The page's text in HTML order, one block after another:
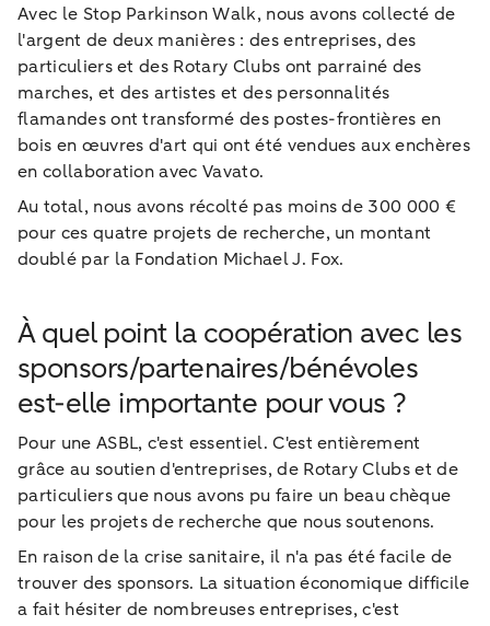
Avec le Stop Parkinson Walk, nous avons collecté de
l'argent de deux manières : des entreprises, des
particuliers et des Rotary Clubs ont parrainé des
marches, et des artistes et des personnalités
flamandes ont transformé des postes-frontières en
bois en œuvres d'art qui ont été vendues aux enchères
en collaboration avec Vavato.
Au total, nous avons récolté pas moins de 300 000 €
pour ces quatre projets de recherche, un montant
doublé par la Fondation Michael J. Fox.
À quel point la coopération avec les
sponsors/partenaires/bénévoles
est-elle importante pour vous ?
Pour une ASBL, c'est essentiel. C'est entièrement
grâce au soutien d'entreprises, de Rotary Clubs et de
particuliers que nous avons pu faire un beau chèque
pour les projets de recherche que nous soutenons.
En raison de la crise sanitaire, il n'a pas été facile de
trouver des sponsors. La situation économique difficile
a fait hésiter de nombreuses entreprises, c'est